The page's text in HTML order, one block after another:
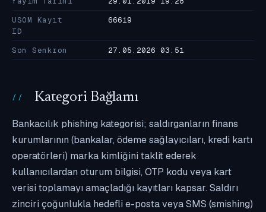
USOM Kayıt
ID
66619
Son Senkron 27.05.2026 03:51
Kategori Bağlamı
Bankacılık phishing kategorisi; saldırganların finans
kurumlarının (bankalar, ödeme sağlayıcıları, kredi kartı
operatörleri) marka kimliğini taklit ederek
kullanıcılardan oturum bilgisi, OTP kodu veya kart
verisi toplamayı amaçladığı kayıtları kapsar. Saldırı
zinciri çoğunlukla hedefli e-posta veya SMS (smishing)